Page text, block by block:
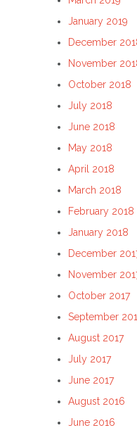
January 2019
December
November
October 2018
July 2018
June 2018
May 2018
April 2018
March 2018
February 2018
January 2018
December
November
October 2017
September
August 2017
July 2017
June 2017
August 2016
June 2016